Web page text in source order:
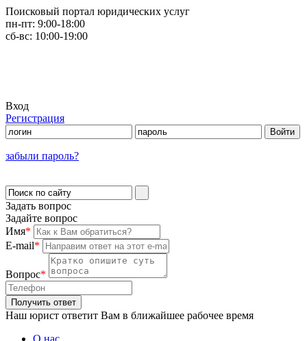
Поисковый портал юридических услуг
пн-пт: 9:00-18:00
сб-вс: 10:00-19:00
Вход
Регистрация
забыли пароль?
Задать вопрос
Задайте вопрос
Имя*
E-mail*
Вопрос*
Наш юрист ответит Вам в ближайшее рабочее время
О нас